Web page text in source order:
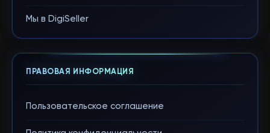
Мы в DigiSeller
ПРАВОВАЯ ИНФОРМАЦИЯ
Пользовательское соглашение